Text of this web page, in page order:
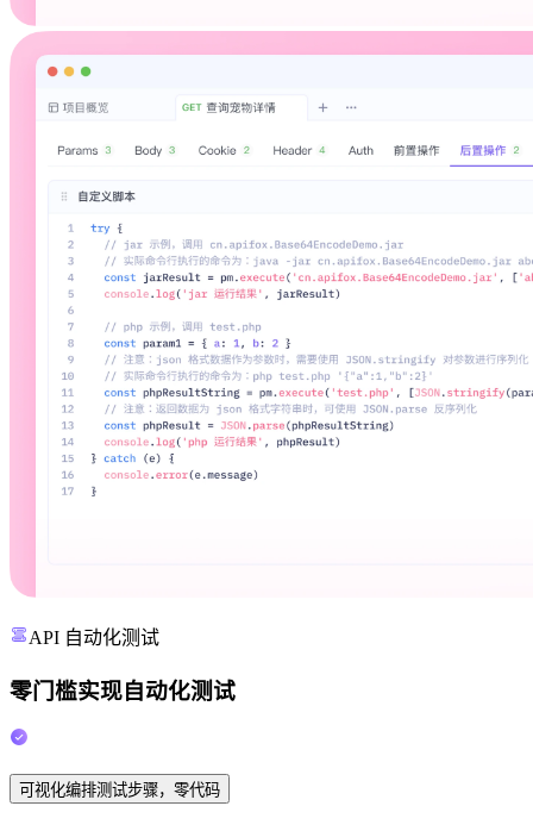
API 自动化测试
零门槛实现自动化测试
可视化编排测试步骤，零代码